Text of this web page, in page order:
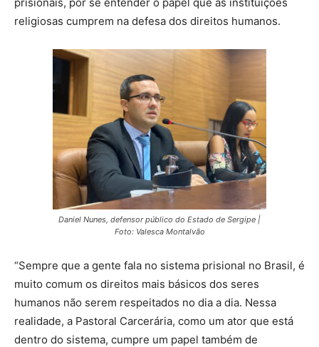
religiosas cumprem na defesa dos direitos humanos.
Daniel Nunes, defensor público do Estado de Sergipe |
Foto: Valesca Montalvão
“Sempre que a gente fala no sistema prisional no Brasil, é
muito comum os direitos mais básicos dos seres
humanos não serem respeitados no dia a dia. Nessa
realidade, a Pastoral Carcerária, como um ator que está
dentro do sistema, cumpre um papel também de